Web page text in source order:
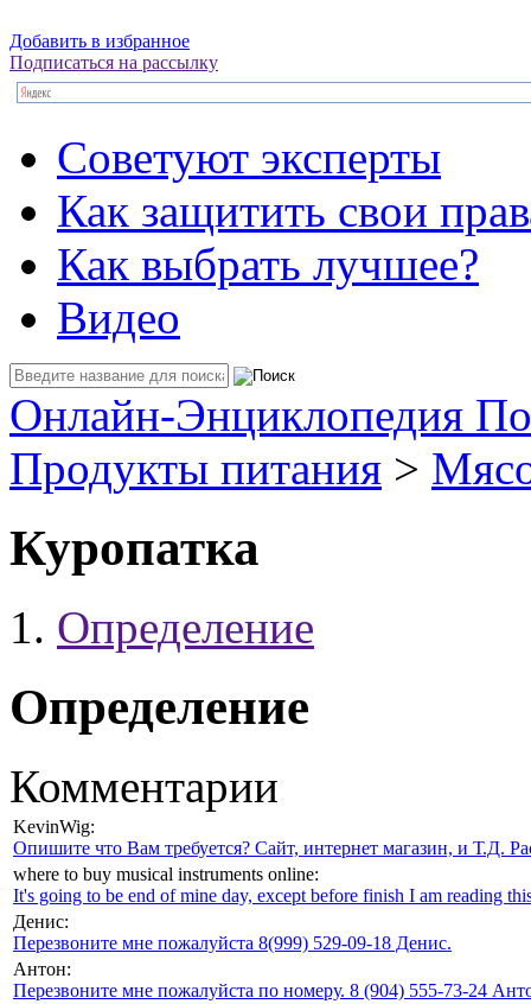
Добавить в избранное
Подписаться на рассылку
Советуют эксперты
Как защитить свои
Как выбрать лучшее?
Видео
Онлайн-Энциклопедия
Продукты питания >
Куропатка
Определение
Определение
Комментарии
KevinWig:
Опишите что Вам требуется? Сайт, интернет магазин, и Т.Д.
where to buy musical instruments online:
It's going to be end of mine day, except before finish I am reading
Денис:
Перезвоните мне пожалуйста 8(999) 529-09-18 Денис.
Антон:
Перезвоните мне пожалуйста по номеру. 8 (904) 555-73-24